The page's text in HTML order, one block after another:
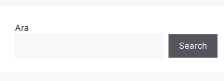
Ara
Search